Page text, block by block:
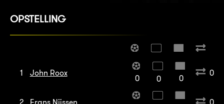
OPSTELLING
1 John Roox
0 0 0
0